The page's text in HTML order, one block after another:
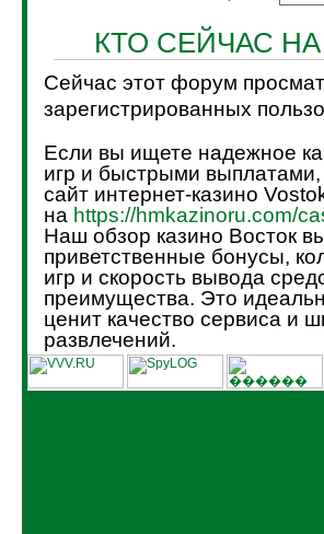
КТО СЕЙЧАС
Сейчас этот форум
зарегистрированных
Если вы ищете надежное
игр и быстрыми
сайт интернет-казино
на https://hmkazinoru.com/
Наш обзор казино Восток
приветственные бонусы,
игр и скорость вывода
преимущества. Это
ценит качество сервиса и
развлечений.